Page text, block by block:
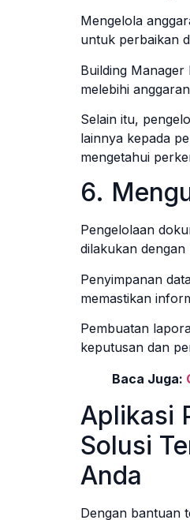
Mengelola
untuk perbaikan
Building
melebihi
Selain itu,
lainnya kepada
mengetahui
6.
Pengelolaan
dilakukan
Penyimpanan
memastikan
Pembuatan
keputusan dan
Baca Juga:
Aplikasi
Solusi
Anda
Dengan bantuan